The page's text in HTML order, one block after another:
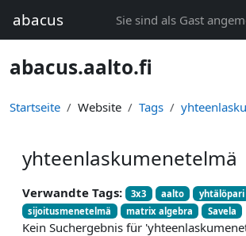
abacus Sie sind als Gast
abacus.aalto.fi
Startseite Website Tags
yhteenlaskumenetelmä
Verwandte Tags: 3x3 aalto yhtälöpari
sijoitusmenetelmä
matrix algebra Savela
Kein Suchergebnis für